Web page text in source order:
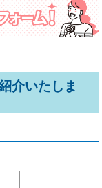
介いたしま